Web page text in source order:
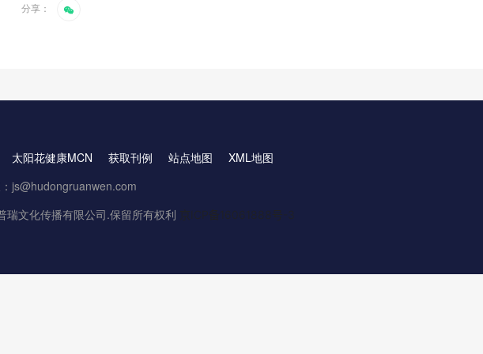
分享：
太阳花健康MCN 获取刊例 站点地图
XML地图
js@hudongruanwen.com
文化传播有限公司.保留所有权利 京ICP备16061888号-3